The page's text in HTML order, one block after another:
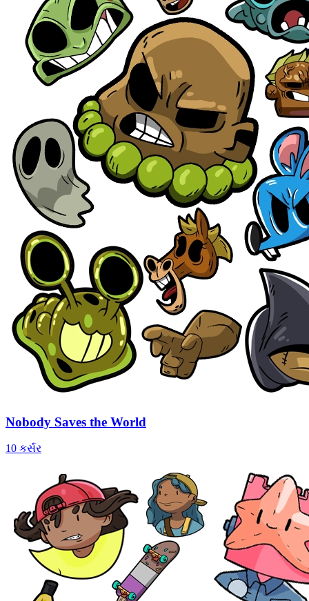
Nobody Saves the World
10 કર્સર